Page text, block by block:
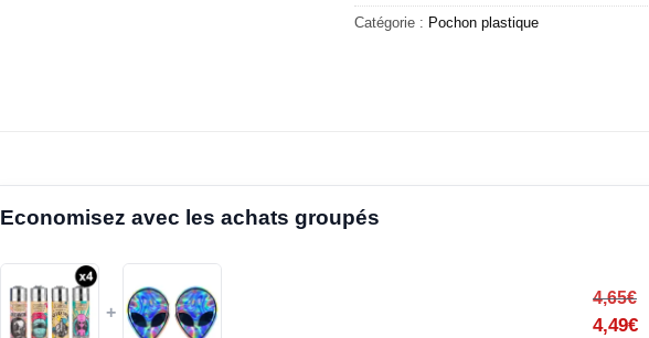
Catégorie : Pochon plastique
Economisez avec les achats groupés
+
4,65€
4,49€